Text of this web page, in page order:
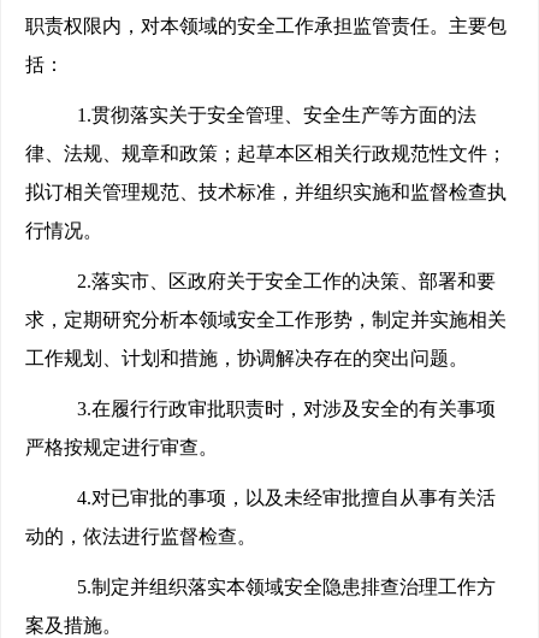
职责权限内，对本领域的安全工作承担监管责任。主要包
括：
1.贯彻落实关于安全管理、安全生产等方面的法
律、法规、规章和政策；起草本区相关行政规范性文件；
拟订相关管理规范、技术标准，并组织实施和监督检查执
行情况。
2.落实市、区政府关于安全工作的决策、部署和要
求，定期研究分析本领域安全工作形势，制定并实施相关
工作规划、计划和措施，协调解决存在的突出问题。
3.在履行行政审批职责时，对涉及安全的有关事项
严格按规定进行审查。
4.对已审批的事项，以及未经审批擅自从事有关活
动的，依法进行监督检查。
5.制定并组织落实本领域安全隐患排查治理工作方
案及措施。